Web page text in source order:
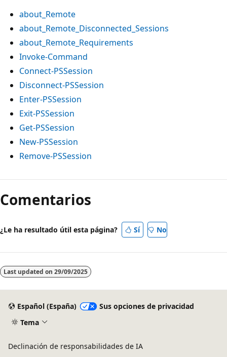
about_Remote
about_Remote_Disconnected_Sessions
about_Remote_Requirements
Invoke-Command
Connect-PSSession
Disconnect-PSSession
Enter-PSSession
Exit-PSSession
Get-PSSession
New-PSSession
Remove-PSSession
Comentarios
¿Le ha resultado útil esta página? Sí No
Last updated on 29/09/2025
Español (España)
Sus opciones de privacidad
Tema
Declinación de responsabilidades de IA